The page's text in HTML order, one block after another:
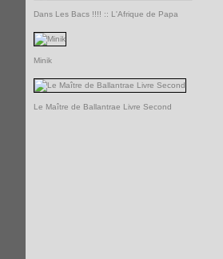
Dans Les Bacs !!!! :: L'Afrique de Papa
Minik
Le Maître de Ballantrae Livre Second